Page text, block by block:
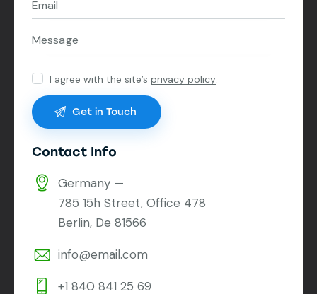
I agree with the site’sprivacy policy.
Contact Info
Germany —
785 15h Street, Office 478
Berlin, De 81566
info@email.com
+1 840 841 25 69